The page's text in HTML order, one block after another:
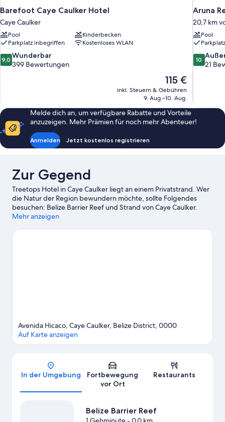
Barefoot Caye Caulker Hotel
Caye Caulker
Pool
Kinderbecken
Parkplatz inbegriffen
Kostenloses WLAN
9.0
von
Bewertungen
9,0 Wunderbar
399 Bewertungen
Der
Preis
beträgt
115 €
inkl. Steuern & Gebühren
9. Aug.–10. Aug.
Aruna
20,7 km
Pool
10.0
von
10
21
Melde dich an, um verfügbare Rabatte und Vorteile
anzuzeigen. Mehr Prämien für noch mehr Abenteuer!
Anmelden Jetzt kostenlos registrieren
Zur Gegend
Treetops Hotel in Caye Caulker liegt an einem Privatstrand. Wer
die Natur der Region bewundern möchte, sollte Folgendes
besuchen: Belize Barrier Reef und Strand von Caye Caulker.
Ebenfalls einen Besuch wert sind diese beiden Highlights:
Reserve. Keine Angst, nass zu werden? Beim Schnorcheln, beim
Mehr anzeigen
Karte
Avenida Hicaco, Caye Caulker, Belize District, 0000
Auf Karte anzeigen
In der Umgebung
Fortbewegung
vor Ort
Restaurants
Belize Barrier Reef